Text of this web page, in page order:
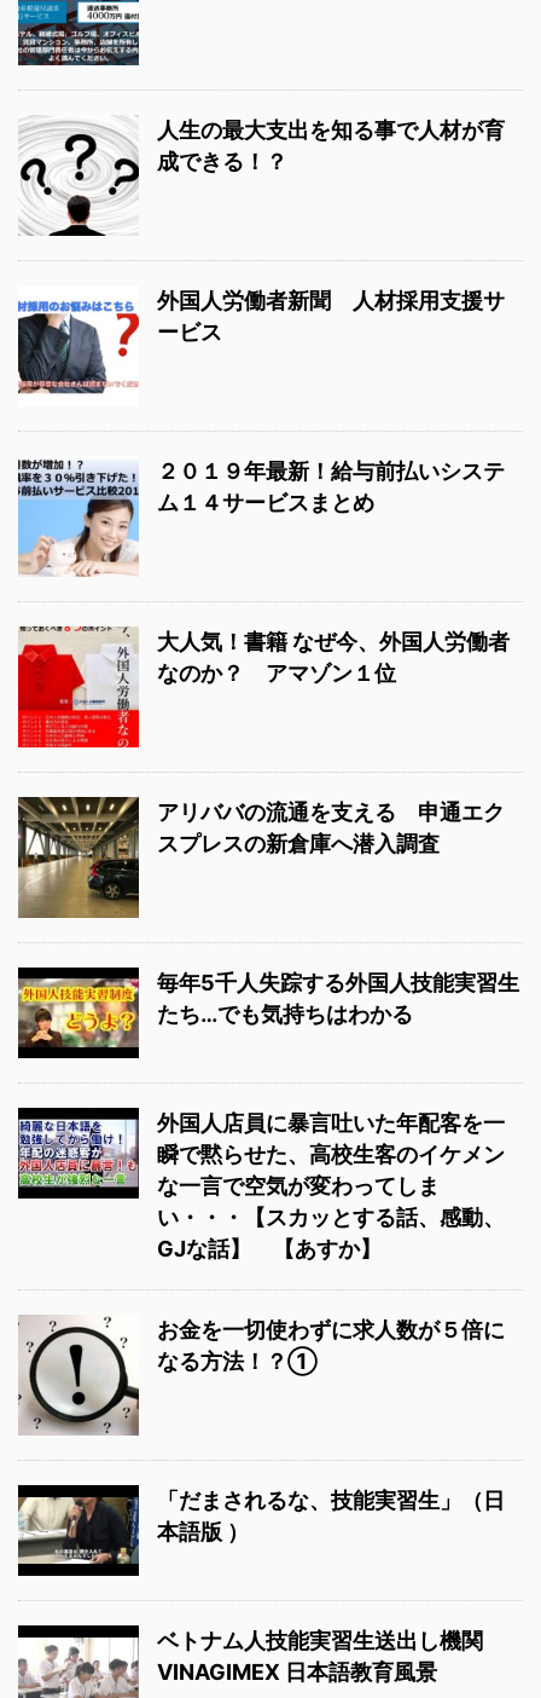
人生の最大支出を知る事で人材が育
成できる！？
外国人労働者新聞 人材採用支援サ
ービス
２０１９年最新！給与前払いシステ
ム１４サービスまとめ
大人気！書籍 なぜ今、外国人労働者
なのか？ アマゾン１位
アリババの流通を支える 申通エク
スプレスの新倉庫へ潜入調査
毎年5千人失踪する外国人技能実習生
たち…でも気持ちはわかる
外国人店員に暴言吐いた年配客を一
瞬で黙らせた、高校生客のイケメン
な一言で空気が変わってしま
い・・・【スカッとする話、感動、
GJな話】 【あすか】
お金を一切使わずに求人数が５倍に
なる方法！？①
「だまされるな、技能実習生」（日
本語版 ）
ベトナム人技能実習生送出し機関
VINAGIMEX 日本語教育風景